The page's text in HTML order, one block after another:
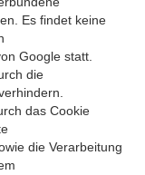
Es findet keine
Google statt.
die
das Cookie
die Verarbeitung